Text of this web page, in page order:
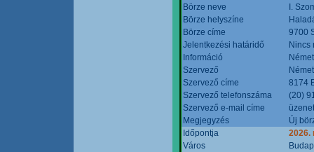
Börze neve
I.
Börze helyszíne
Börze címe
9700
Jelentkezési határidő
Nincs
Információ
Szervező
Szervező címe
8174
Szervező telefonszáma
(20)
Szervező e-mail címe
Megjegyzés
Új
Időpontja
2026.
Város